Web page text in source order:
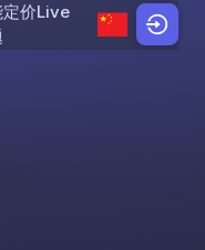
content
定价Live